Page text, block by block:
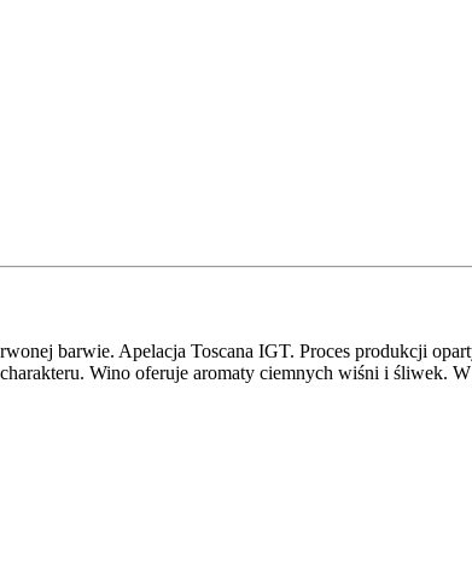
barwie. Apelacja Toscana IGT. Proces produkcji
Wino oferuje aromaty ciemnych wiśni i śliwek.